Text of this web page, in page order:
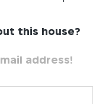
this house?
address!